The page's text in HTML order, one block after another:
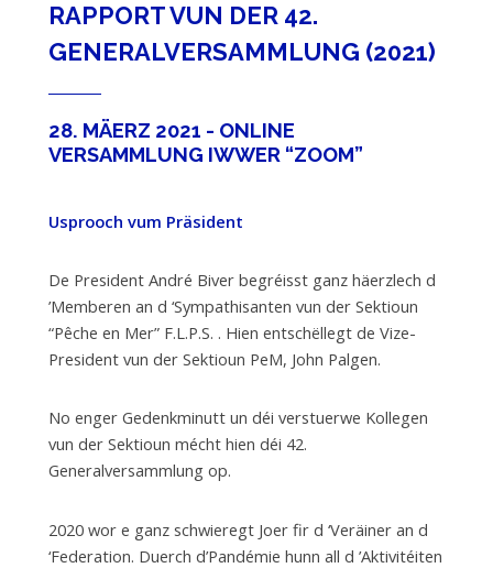
RAPPORT VUN DER 42.
GENERALVERSAMMLUNG (2021)
28. MÄERZ 2021 - ONLINE
VERSAMMLUNG IWWER “ZOOM”
Usprooch vum Präsident
De President André Biver begréisst ganz häerzlech d
’Memberen an d ‘Sympathisanten vun der Sektioun
“Pêche en Mer” F.L.P.S. . Hien entschëllegt de Vize-
President vun der Sektioun PeM, John Palgen.
No enger Gedenkminutt un déi verstuerwe Kollegen
vun der Sektioun mécht hien déi 42.
Generalversammlung op.
2020 wor e ganz schwieregt Joer fir d ‘Veräiner an d
‘Federation. Duerch d’Pandémie hunn all d ’Aktivitéiten